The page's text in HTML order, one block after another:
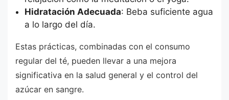
Hidratación Adecuada: Beba suficiente agua
a lo largo del día.
Estas prácticas, combinadas con el consumo
regular del té, pueden llevar a una mejora
significativa en la salud general y el control del
azúcar en sangre.